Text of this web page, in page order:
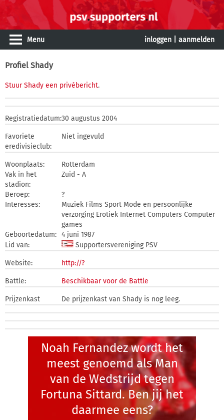
Menu inloggen aanmelden
Profiel Shady
Stuur Shady een privébericht.
Registratiedatum:30 augustus 2004
Favoriete
eredivisieclub:
Niet ingevuld
Woonplaats:
Rotterdam
Vak in het
stadion:
Zuid - A
Beroep:
?
Interesses:
Muziek Films Sport Mode en persoonlijke
verzorging Erotiek Internet Computers Computer
games
Geboortedatum: 4 juni 1987
Lid van:
Supportersvereniging PSV
Website: http://?
Battle: Beschikbaar voor de Battle
Prijzenkast De prijzenkast van Shady is nog leeg.
Noah Fernandez wordt het
meest genoemd als Man
van de Wedstrijd tegen
Fortuna Sittard. Ben jij het
daarmee eens?